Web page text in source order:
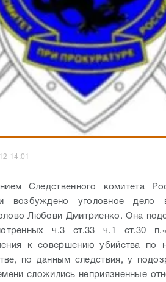
14:01
Следственного комитета
возбуждено уголовное дело
Любови Дмитриенко. Она
ч.3 ст.33 ч.1 ст.30
к совершению убийства по
по данным следствия, у
сложились неприязненные